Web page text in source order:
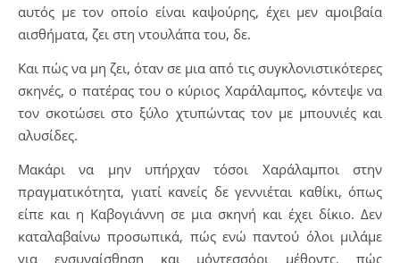
αυτός με τον οποίο είναι καψούρης, έχει μεν αμοιβαία
αισθήματα, ζει στη ντουλάπα του, δε.
Και πώς να μη ζει, όταν σε μια από τις συγκλονιστικότερες
σκηνές, ο πατέρας του ο κύριος Χαράλαμπος, κόντεψε να
τον σκοτώσει στο ξύλο χτυπώντας τον με μπουνιές και
αλυσίδες.
Μακάρι να μην υπήρχαν τόσοι Χαράλαμποι στην
πραγματικότητα, γιατί κανείς δε γεννιέται καθίκι, όπως
είπε και η Καβογιάννη σε μια σκηνή και έχει δίκιο. Δεν
καταλαβαίνω προσωπικά, πώς ενώ παντού όλοι μιλάμε
για ενσυναίσθηση και μόντεσσόρι μέθοντς, πώς